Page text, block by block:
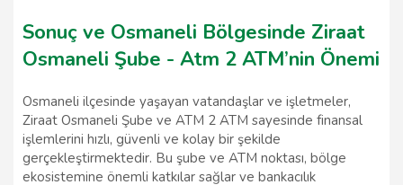
Sonuç ve Osmaneli Bölgesinde Ziraat
Osmaneli Şube - Atm 2 ATM’nin Önemi
Osmaneli ilçesinde yaşayan vatandaşlar ve işletmeler,
Ziraat Osmaneli Şube ve ATM 2 ATM sayesinde finansal
işlemlerini hızlı, güvenli ve kolay bir şekilde
gerçekleştirmektedir. Bu şube ve ATM noktası, bölge
ekosistemine önemli katkılar sağlar ve bankacılık